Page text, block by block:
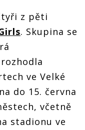
z pěti
. Skupina se
ve Velké
do 15. června
včetně
stadionu ve